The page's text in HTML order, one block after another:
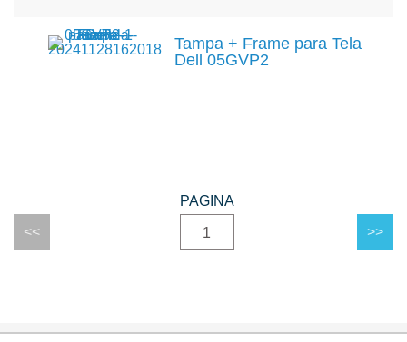
Tampa + Frame para Tela
Dell 05GVP2
1